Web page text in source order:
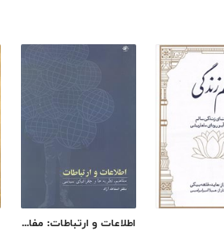
اطلاعات و ارتباطات: مفاهیم، نظریه‌ها و جغرافیای سیاسی